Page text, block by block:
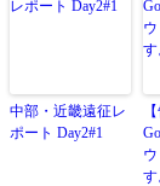
中部・近畿遠征レ
ポート Day2#1
す